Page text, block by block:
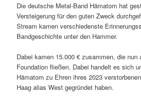
Die deutsche Metal-Band Hämatom hat
Versteigerung für den guten Zweck
Stream kamen verschiedenste
Bandgeschichte unter den Hammer.
Dabei kamen 15.000 € zusammen, die nun
Foundation fließen. Dabei handelt es sich
Hämatom zu Ehren ihres 2023
Haag alias West gegründet haben.